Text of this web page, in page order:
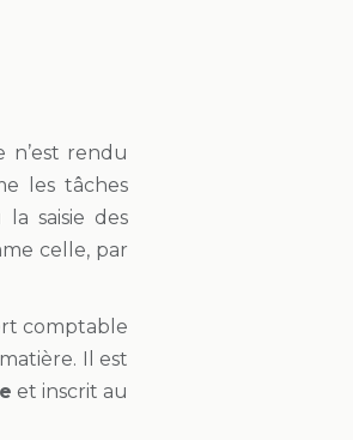
rendu
les tâches
saisie des
celle, par
comptable
Il est
et inscrit au